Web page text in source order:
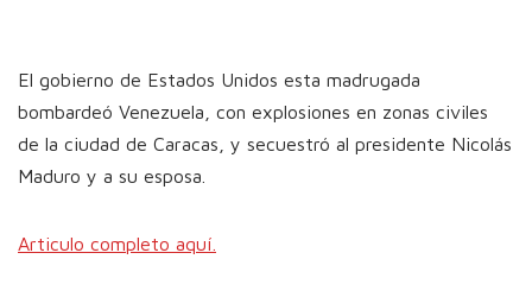
El gobierno de Estados Unidos esta madrugada
bombardeó Venezuela, con explosiones en zonas civiles
de la ciudad de Caracas, y secuestró al presidente Nicolás
Maduro y a su esposa.
Articulo completo aquí.